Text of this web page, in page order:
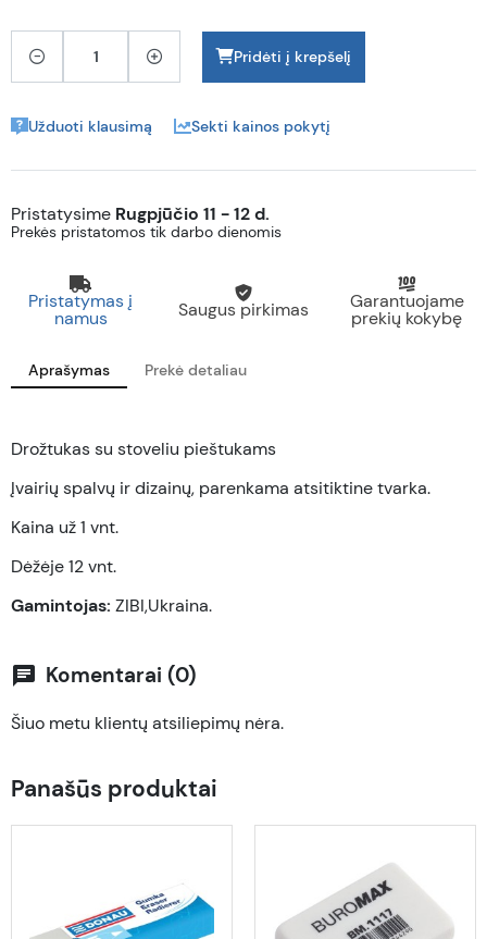
Pridėti į krepšelį
Užduoti klausimą Sekti kainos pokytį
Pristatysime Rugpjūčio 11 - 12 d.
Prekės pristatomos tik darbo dienomis
Pristatymas į
namus Saugus pirkimas Garantuojame
prekių kokybę
Aprašymas Prekė detaliau
Drožtukas su stoveliu pieštukams
Įvairių spalvų ir dizainų, parenkama atsitiktine tvarka.
Kaina už 1 vnt.
Dėžėje 12 vnt.
Gamintojas: ZIBI,Ukraina.
chat Komentarai (0)
Šiuo metu klientų atsiliepimų nėra.
Panašūs produktai